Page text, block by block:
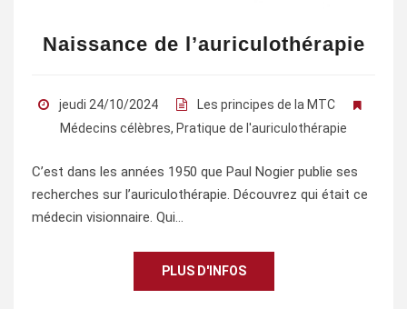
Naissance de l’auriculothérapie
jeudi 24/10/2024
Les principes de la MTC
Médecins célèbres, Pratique de l'auriculothérapie
C’est dans les années 1950 que Paul Nogier publie ses
recherches sur l’auriculothérapie. Découvrez qui était ce
médecin visionnaire. Qui…
PLUS D'INFOS